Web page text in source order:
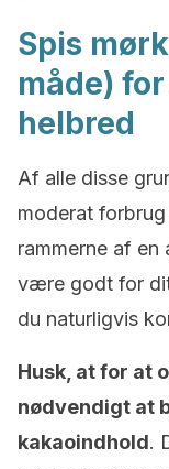
Spis
måde)
helbred
Af alle disse
moderat
rammerne af
være godt for
du naturligvis
Husk, at for at
nødvendigt at
kakaoindhold.